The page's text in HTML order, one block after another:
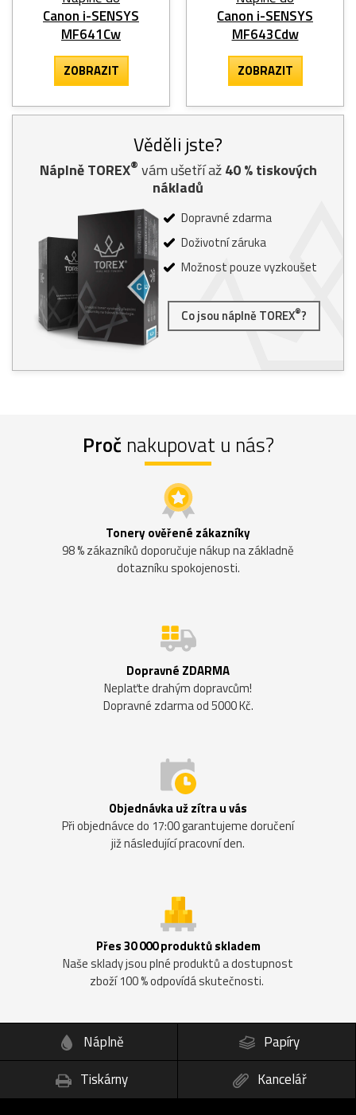
Canon i-SENSYS
MF641Cw
ZOBRAZIT
Canon i-SENSYS
MF643Cdw
ZOBRAZIT
Věděli jste?
Náplně TOREX® vám ušetří až40% tiskových
nákladů
Dopravné zdarma
Doživotní záruka
Možnost pouze vyzkoušet
Co jsou náplně TOREX®?
Proč nakupovat u nás?
Tonery ověřené zákazníky
98 % zákazníků doporučuje nákup na základně
dotazníku spokojenosti.
Dopravné ZDARMA
Neplaťte drahým dopravcům!
Dopravné zdarma od 5000 Kč.
Objednávka už zítra u vás
Při objednávce do 17:00 garantujeme doručení
již následující pracovní den.
Přes 30 000 produktů skladem
Naše sklady jsou plné produktů a dostupnost
zboží 100 % odpovídá skutečnosti.
Náplně
Papíry
Tiskárny
Kancelář